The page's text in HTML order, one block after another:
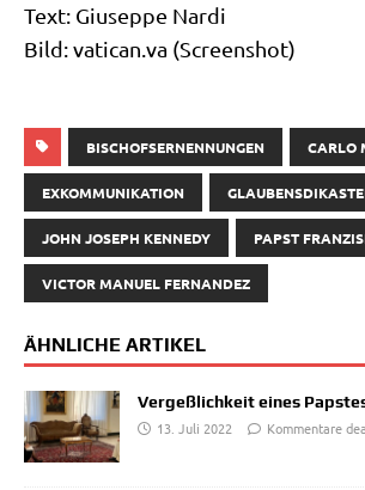
Text: Giu­sep­pe Nar­di
Bild: vati​can​.va (Screen­shot)
BISCHOFSERNENNUNGEN CARLO
EXKOMMUNIKATION
JOHN JOSEPH KENNEDY PAPST
VICTOR MANUEL FERNANDEZ
ÄHNLICHE ARTIKEL
Vergeßlichkeit eines
13. Juli 2022
Kommentare